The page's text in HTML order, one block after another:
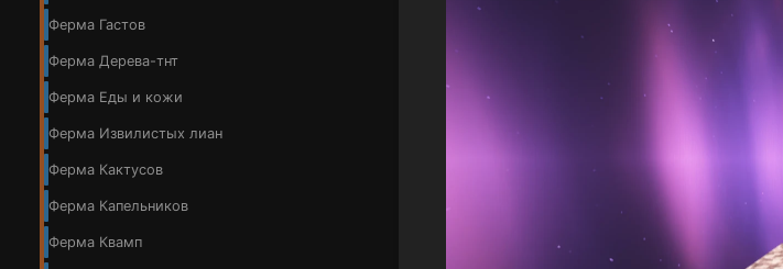
Ферма Гастов
Ферма Дерева-тнт
Ферма Еды и кожи
Ферма Извилистых лиан
Ферма Кактусов
Ферма Капельников
Ферма Квамп